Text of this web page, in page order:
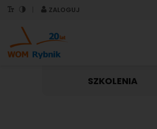
ZALOGUJ
SZKOLENIA